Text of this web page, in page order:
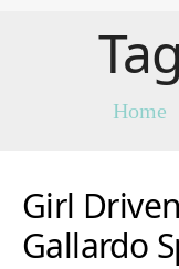
Home
Girl
Gallardo